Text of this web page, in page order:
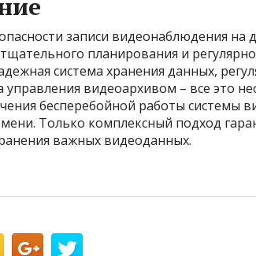
записи видеонаблюдения на
планирования и
система хранения данных,
управления видеоархивом – все это
бесперебойной работы системы
Только комплексный подход
важных видеоданных.